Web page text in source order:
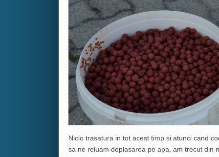
Nicio trasatura in tot acest timp si atunci cand
sa ne reluam deplasarea pe apa, am trecut din